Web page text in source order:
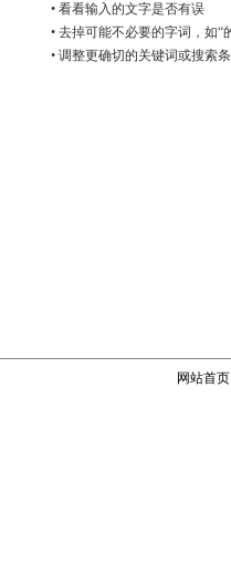
• 看看输入的文字是否有误
• 去掉可能不必要的字词，如“
• 调整更确切的关键词或搜索
网站首页|